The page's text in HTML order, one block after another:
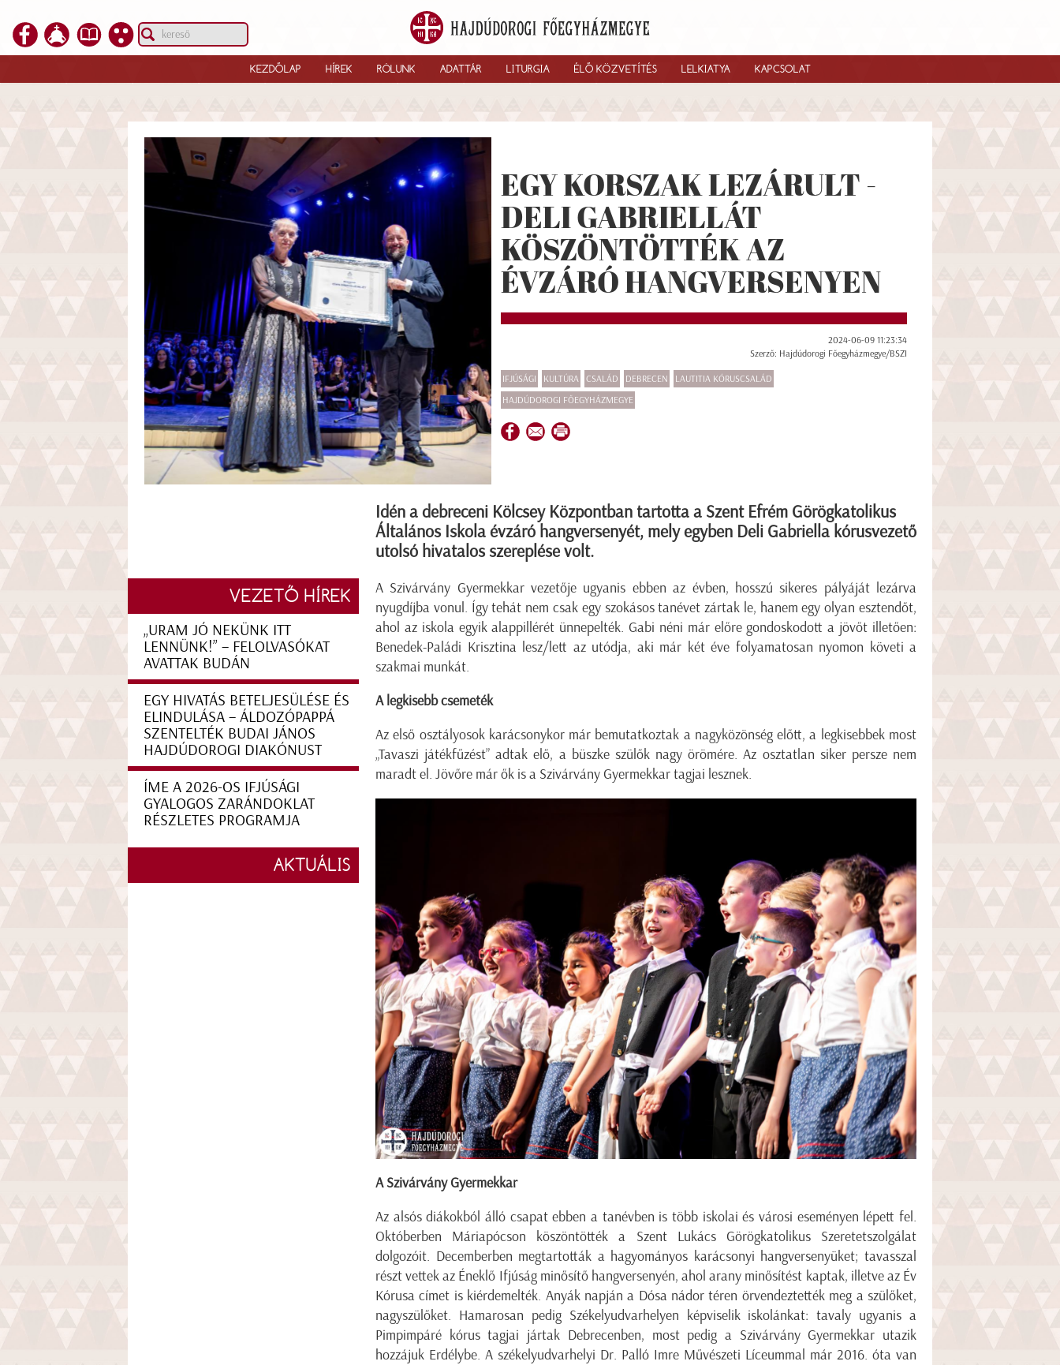
KEZDŐLAP HÍREK RÓLUNK ADATTÁR LITURGIA ÉLŐ KÖZVETÍTÉS LELKIATYA KAPCSOLAT
EGY KORSZAK LEZÁRULT -
DELI GABRIELLÁT
KÖSZÖNTÖTTÉK AZ
ÉVZÁRÓ HANGVERSENYEN
2024-06-09 11:23:34
Szerző: Hajdúdorogi Főegyházmegye/BSZI
IFJÚSÁGI KULTÚRA CSALÁD DEBRECEN
LAUTITIA KÓRUSCSALÁD
HAJDÚDOROGI FŐEGYHÁZMEGYE
Idén a debreceni Kölcsey Központban tartotta a Szent Efrém Görögkatolikus
Általános Iskola évzáró hangversenyét, mely egyben Deli Gabriella kórusvezető
utolsó hivatalos szereplése volt.
A Szivárvány Gyermekkar vezetője ugyanis ebben az évben, hosszú sikeres pályáját lezárva
nyugdíjba vonul. Így tehát nem csak egy szokásos tanévet zártak le, hanem egy olyan esztendőt,
ahol az iskola egyik alappillérét ünnepelték. Gabi néni már előre gondoskodott a jövőt illetően:
Benedek-Paládi Krisztina lesz/lett az utódja, aki már két éve folyamatosan nyomon követi a
szakmai munkát.
A legkisebb csemeték
Az első osztályosok karácsonykor már bemutatkoztak a nagyközönség előtt, a legkisebbek most
„Tavaszi játékfűzést” adtak elő, a büszke szülők nagy örömére. Az osztatlan siker persze nem
maradt el. Jövőre már ők is a Szivárvány Gyermekkar tagjai lesznek.
A Szivárvány Gyermekkar
Az alsós diákokból álló csapat ebben a tanévben is több iskolai és városi eseményen lépett fel.
Októberben Máriapócson köszöntötték a Szent Lukács Görögkatolikus Szeretetszolgálat
dolgozóit. Decemberben megtartották a hagyományos karácsonyi hangversenyüket; tavasszal
részt vettek az Éneklő Ifjúság minősítő hangversenyén, ahol arany minősítést kaptak, illetve az Év
Kórusa címet is kiérdemelték. Anyák napján a Dósa nádor téren örvendeztették meg a szülőket,
nagyszülőket. Hamarosan pedig Székelyudvarhelyen képviselik iskolánkat: tavaly ugyanis a
Pimpimpáré kórus tagjai jártak Debrecenben, most pedig a Szivárvány Gyermekkar utazik
hozzájuk Erdélybe. A székelyudvarhelyi Dr. Palló Imre Művészeti Líceummal már 2016. óta van
VEZETŐ HÍREK
„URAM JÓ NEKÜNK ITT
LENNÜNK!” – FELOLVASÓKAT
AVATTAK BUDÁN
EGY HIVATÁS BETELJESÜLÉSE ÉS
ELINDULÁSA – ÁLDOZÓPAPPÁ
SZENTELTÉK BUDAI JÁNOS
HAJDÚDOROGI DIAKÓNUST
ÍME A 2026-OS IFJÚSÁGI
GYALOGOS ZARÁNDOKLAT
RÉSZLETES PROGRAMJA
AKTUÁLIS